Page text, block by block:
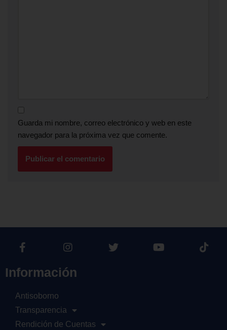
Guarda mi nombre, correo electrónico y web en este
navegador para la próxima vez que comente.
Información
Antisoborno
Transparencia
Rendición de Cuentas